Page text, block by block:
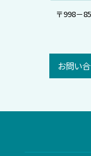
〒998－
お問い